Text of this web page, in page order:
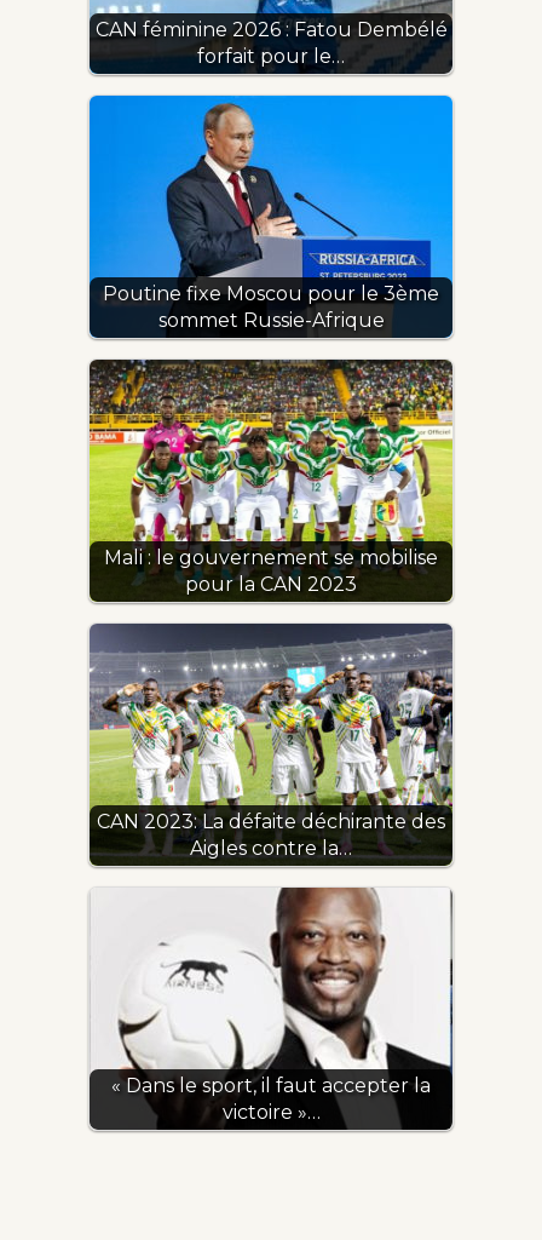
CAN féminine 2026 : Fatou Dembélé
forfait pour le…
Poutine fixe Moscou pour le 3ème
sommet Russie-Afrique
Mali : le gouvernement se mobilise
pour la CAN 2023
CAN 2023: La défaite déchirante des
Aigles contre la…
« Dans le sport, il faut accepter la
victoire »…